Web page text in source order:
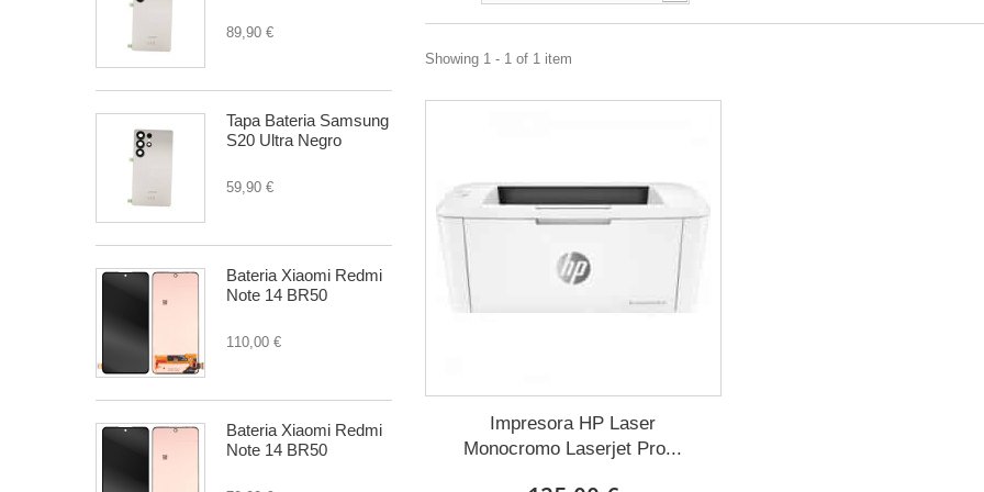
89,90 €
Tapa Bateria Samsung
S20 Ultra Negro
59,90 €
Bateria Xiaomi Redmi
Note 14 BR50
110,00 €
Bateria Xiaomi Redmi
Note 14 BR50
Showing 1 - 1 of 1 item
Impresora HP Laser
Monocromo Laserjet Pro...